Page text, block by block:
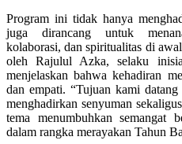
Program ini tidak hanya
juga dirancang untuk
kolaborasi, dan spiritualitas di
oleh Rajulul Azka, selaku
menjelaskan bahwa kehadiran
dan empati. “Tujuan kami
menghadirkan senyuman
tema menumbuhkan semangat
dalam rangka merayakan Tahun